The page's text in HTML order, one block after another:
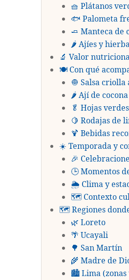
🧺 Plátanos
🐟 Palometa
🧈 Manteca de
🌶️ Ajíes y
🔬 Valor
🍽️ Con qué
🧅 Salsa criolla
🌶️ Ají de
🥬 Hojas
🍋 Rodajas de
🍹 Bebidas
☀️ Temporada y
🎉
🕒 Momentos
🌦️ Clima y
🗺️ Contexto
🗺️ Regiones
🌿 Loreto
🌴 Ucayali
🌳 San Martín
🌾 Madre de
🏙️ Lima (zonas